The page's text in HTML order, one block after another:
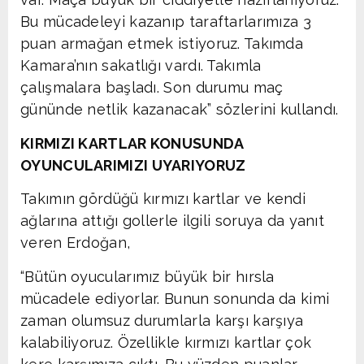
Bu mücadeleyi kazanıp taraftarlarımıza 3
puan armağan etmek istiyoruz. Takımda
Kamara’nın sakatlığı vardı. Takımla
çalışmalara başladı. Son durumu maç
gününde netlik kazanacak” sözlerini kullandı.
KIRMIZI KARTLAR KONUSUNDA
OYUNCULARIMIZI UYARIYORUZ
Takımın gördüğü kırmızı kartlar ve kendi
ağlarına attığı gollerle ilgili soruya da yanıt
veren Erdoğan,
“Bütün oyucularımız büyük bir hırsla
mücadele ediyorlar. Bunun sonunda da kimi
zaman olumsuz durumlarla karşı karşıya
kalabiliyoruz. Özellikle kırmızı kartlar çok